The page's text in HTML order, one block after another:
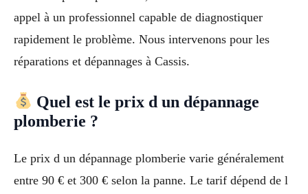
appel à un professionnel capable de diagnostiquer
rapidement le problème. Nous intervenons pour les
réparations et dépannages à Cassis.
Quel est le prix d un dépannage
plomberie ?
Le prix d un dépannage plomberie varie généralement
entre 90 € et 300 € selon la panne. Le tarif dépend de l